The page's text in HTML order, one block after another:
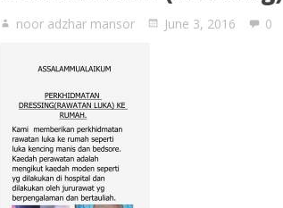
noor adzhar mansor June 3, 2016 0